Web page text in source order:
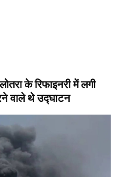
के रिफाइनरी में लगी
वाले थे उद्घाटन